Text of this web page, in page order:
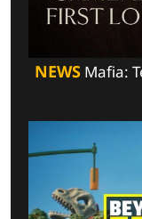
NEWS Mafia: